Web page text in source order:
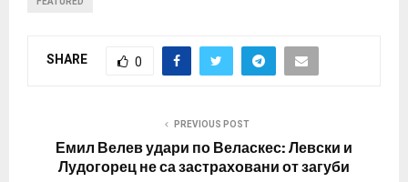
SHARE 0
PREVIOUS POST
Емил Велев удари по Веласкес: Левски и
Лудогорец не са застраховани от загуби